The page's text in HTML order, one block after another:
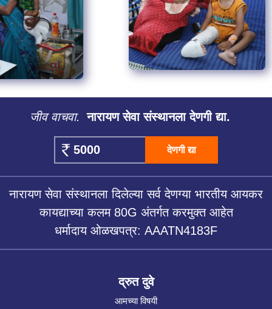
जीव वाचवा. नारायण सेवा संस्थानला देणगी द्या.
देणगी द्या
नारायण सेवा संस्थानला दिलेल्या सर्व देणग्या भारतीय आयकर
कायद्याच्या कलम 80G अंतर्गत करमुक्त आहेत
धर्मादाय ओळखपत्र: AAATN4183F
द्रुत दुवे
आमच्या विषयी